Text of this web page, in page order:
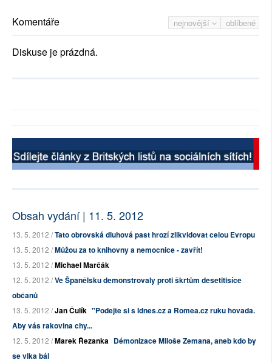
nejnovější oblíbené
Komentáře
Diskuse je prázdná.
Obsah vydání | 11. 5. 2012
13. 5. 2012 /Tato obrovská dluhová past hrozí zlikvidovat celou Evropu
13. 5. 2012 /Můžou za to knihovny a nemocnice - zavřít!
13. 5. 2012 /Michael Marčák
12. 5. 2012 /Ve Španělsku demonstrovaly proti škrtům desetitisíce
občanů
13. 5. 2012 /Jan Čulík "Podejte si s Idnes.cz a Romea.cz ruku hovada.
Aby vás rakovina chy...
12. 5. 2012 /Marek Řezanka Démonizace Miloše Zemana, aneb kdo by
se vlka bál